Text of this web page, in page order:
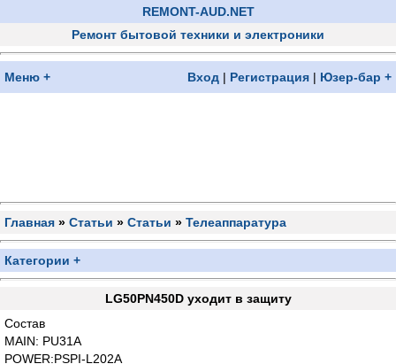
REMONT-AUD.NET
Ремонт бытовой техники и электроники
Меню + Вход | Регистрация | Юзер-бар +
Главная » Статьи » Статьи » Телеаппаратура
Категории +
LG50PN450D уходит в защиту
Состав
MAIN: PU31A
POWER:PSPI-L202A